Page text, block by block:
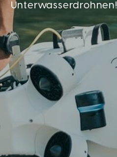
Unterwasserdrohnen!